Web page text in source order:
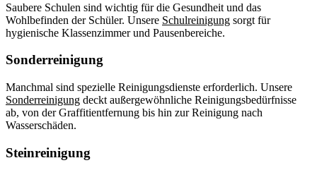
Saubere Schulen sind wichtig für die Gesundheit und das
Wohlbefinden der Schüler. Unsere Schulreinigung sorgt für
hygienische Klassenzimmer und Pausenbereiche.
Sonderreinigung
Manchmal sind spezielle Reinigungsdienste erforderlich. Unsere
Sonderreinigung deckt außergewöhnliche Reinigungsbedürfnisse
ab, von der Graffitientfernung bis hin zur Reinigung nach
Wasserschäden.
Steinreinigung